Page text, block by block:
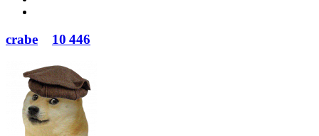
crabe 10 446